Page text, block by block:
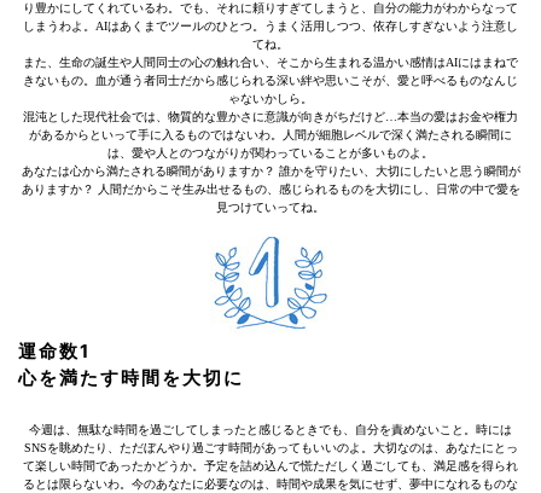
り豊かにしてくれているわ。でも、それに頼りすぎてしまうと、自分の能力がわからなって
しまうわよ。AIはあくまでツールのひとつ。うまく活用しつつ、依存しすぎないよう注意し
てね。
また、生命の誕生や人間同士の心の触れ合い、そこから生まれる温かい感情はAIにはまねで
きないもの。血が通う者同士だから感じられる深い絆や思いこそが、愛と呼べるものなんじ
ゃないかしら。
混沌とした現代社会では、物質的な豊かさに意識が向きがちだけど…本当の愛はお金や権力
があるからといって手に入るものではないわ。人間が細胞レベルで深く満たされる瞬間に
は、愛や人とのつながりが関わっていることが多いものよ。
あなたは心から満たされる瞬間がありますか？ 誰かを守りたい、大切にしたいと思う瞬間が
ありますか？ 人間だからこそ生み出せるもの、感じられるものを大切にし、日常の中で愛を
見つけていってね。
運命数1
心を満たす時間を大切に
今週は、無駄な時間を過ごしてしまったと感じるときでも、自分を責めないこと。時には
SNSを眺めたり、ただぼんやり過ごす時間があってもいいのよ。大切なのは、あなたにとっ
て楽しい時間であったかどうか。予定を詰め込んで慌ただしく過ごしても、満足感を得られ
るとは限らないわ。今のあなたに必要なのは、時間や成果を気にせず、夢中になれるものな